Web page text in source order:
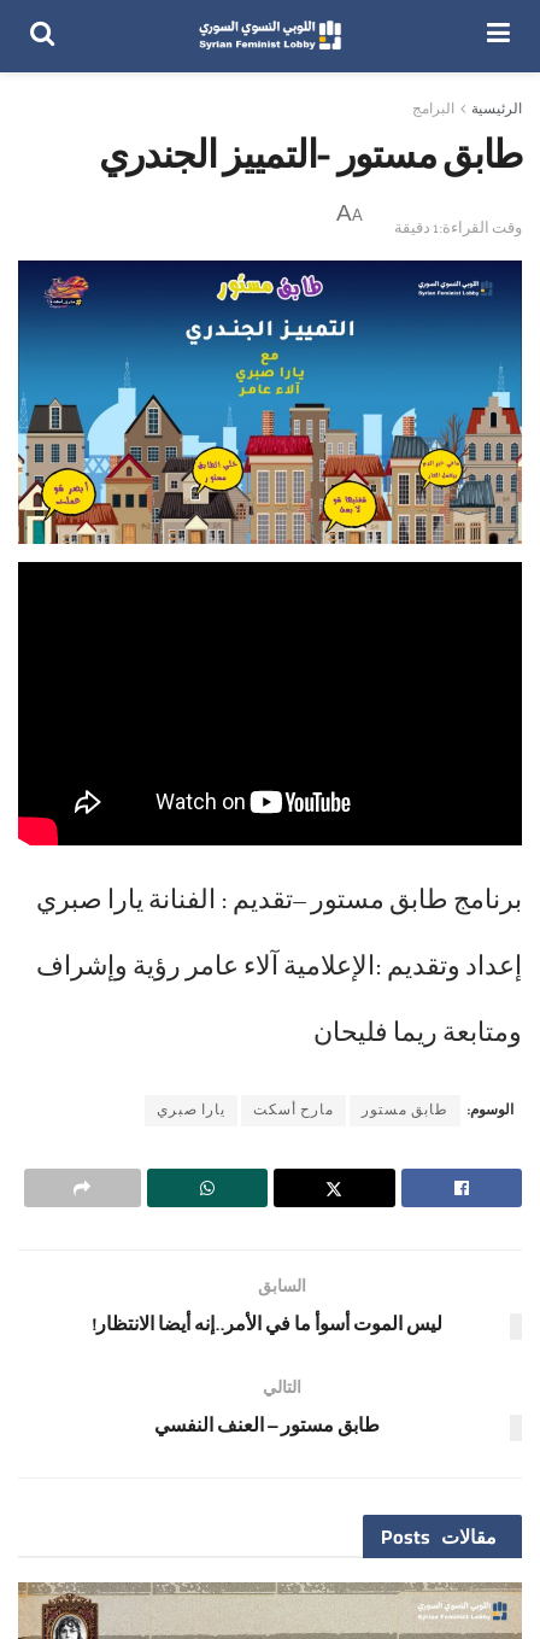
الرئيسية البرامج
طابق مستور -التمييز الجندري
وقت القراءة:1 دقيقة
A
A
برنامج طابق مستور –تقديم : الفنانة يارا صبري
إعداد وتقديم :الإعلامية آلاء عامر رؤية وإشراف
ومتابعة ريما فليحان
الوسوم: طابق مستور مارح أسكت يارا صبري
السابق
ليس الموت أسوأ ما في الأمر..إنه أيضا الانتظار!
التالي
طابق مستور – العنف النفسي
مقالات